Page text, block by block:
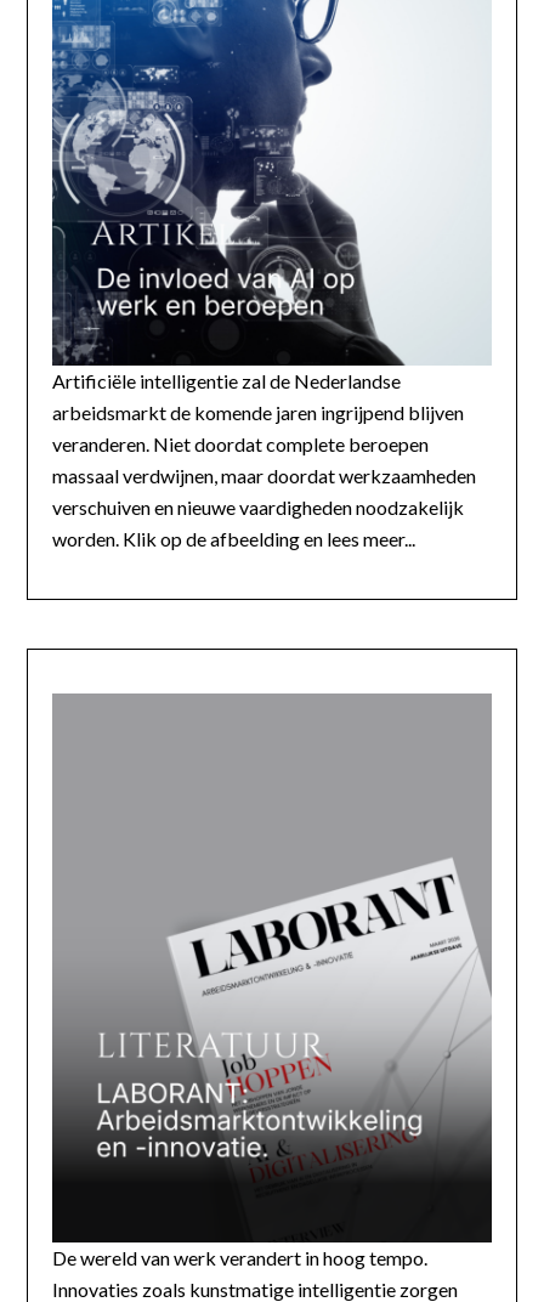
Artificiële intelligentie zal de Nederlandse
arbeidsmarkt de komende jaren ingrijpend blijven
veranderen. Niet doordat complete beroepen
massaal verdwijnen, maar doordat werkzaamheden
verschuiven en nieuwe vaardigheden noodzakelijk
worden. Klik op de afbeelding en lees meer...
De wereld van werk verandert in hoog tempo.
Innovaties zoals kunstmatige intelligentie zorgen